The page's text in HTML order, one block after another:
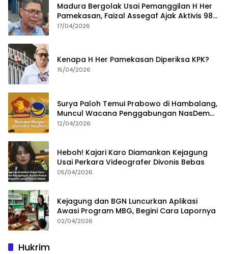
Madura Bergolak Usai Pemanggilan H Her
Pamekasan, Faizal Assegaf Ajak Aktivis 98
Bongkar Permainan KPK
17/04/2026
Kenapa H Her Pamekasan Diperiksa KPK?
15/04/2026
Surya Paloh Temui Prabowo di Hambalang,
Muncul Wacana Penggabungan NasDem
dan Gerindra
12/04/2026
Heboh! Kajari Karo Diamankan Kejagung
Usai Perkara Videografer Divonis Bebas
05/04/2026
Kejagung dan BGN Luncurkan Aplikasi
Awasi Program MBG, Begini Cara Lapornya
02/04/2026
Hukrim